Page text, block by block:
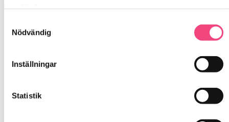
Nödvändig
Inställningar
Statistik